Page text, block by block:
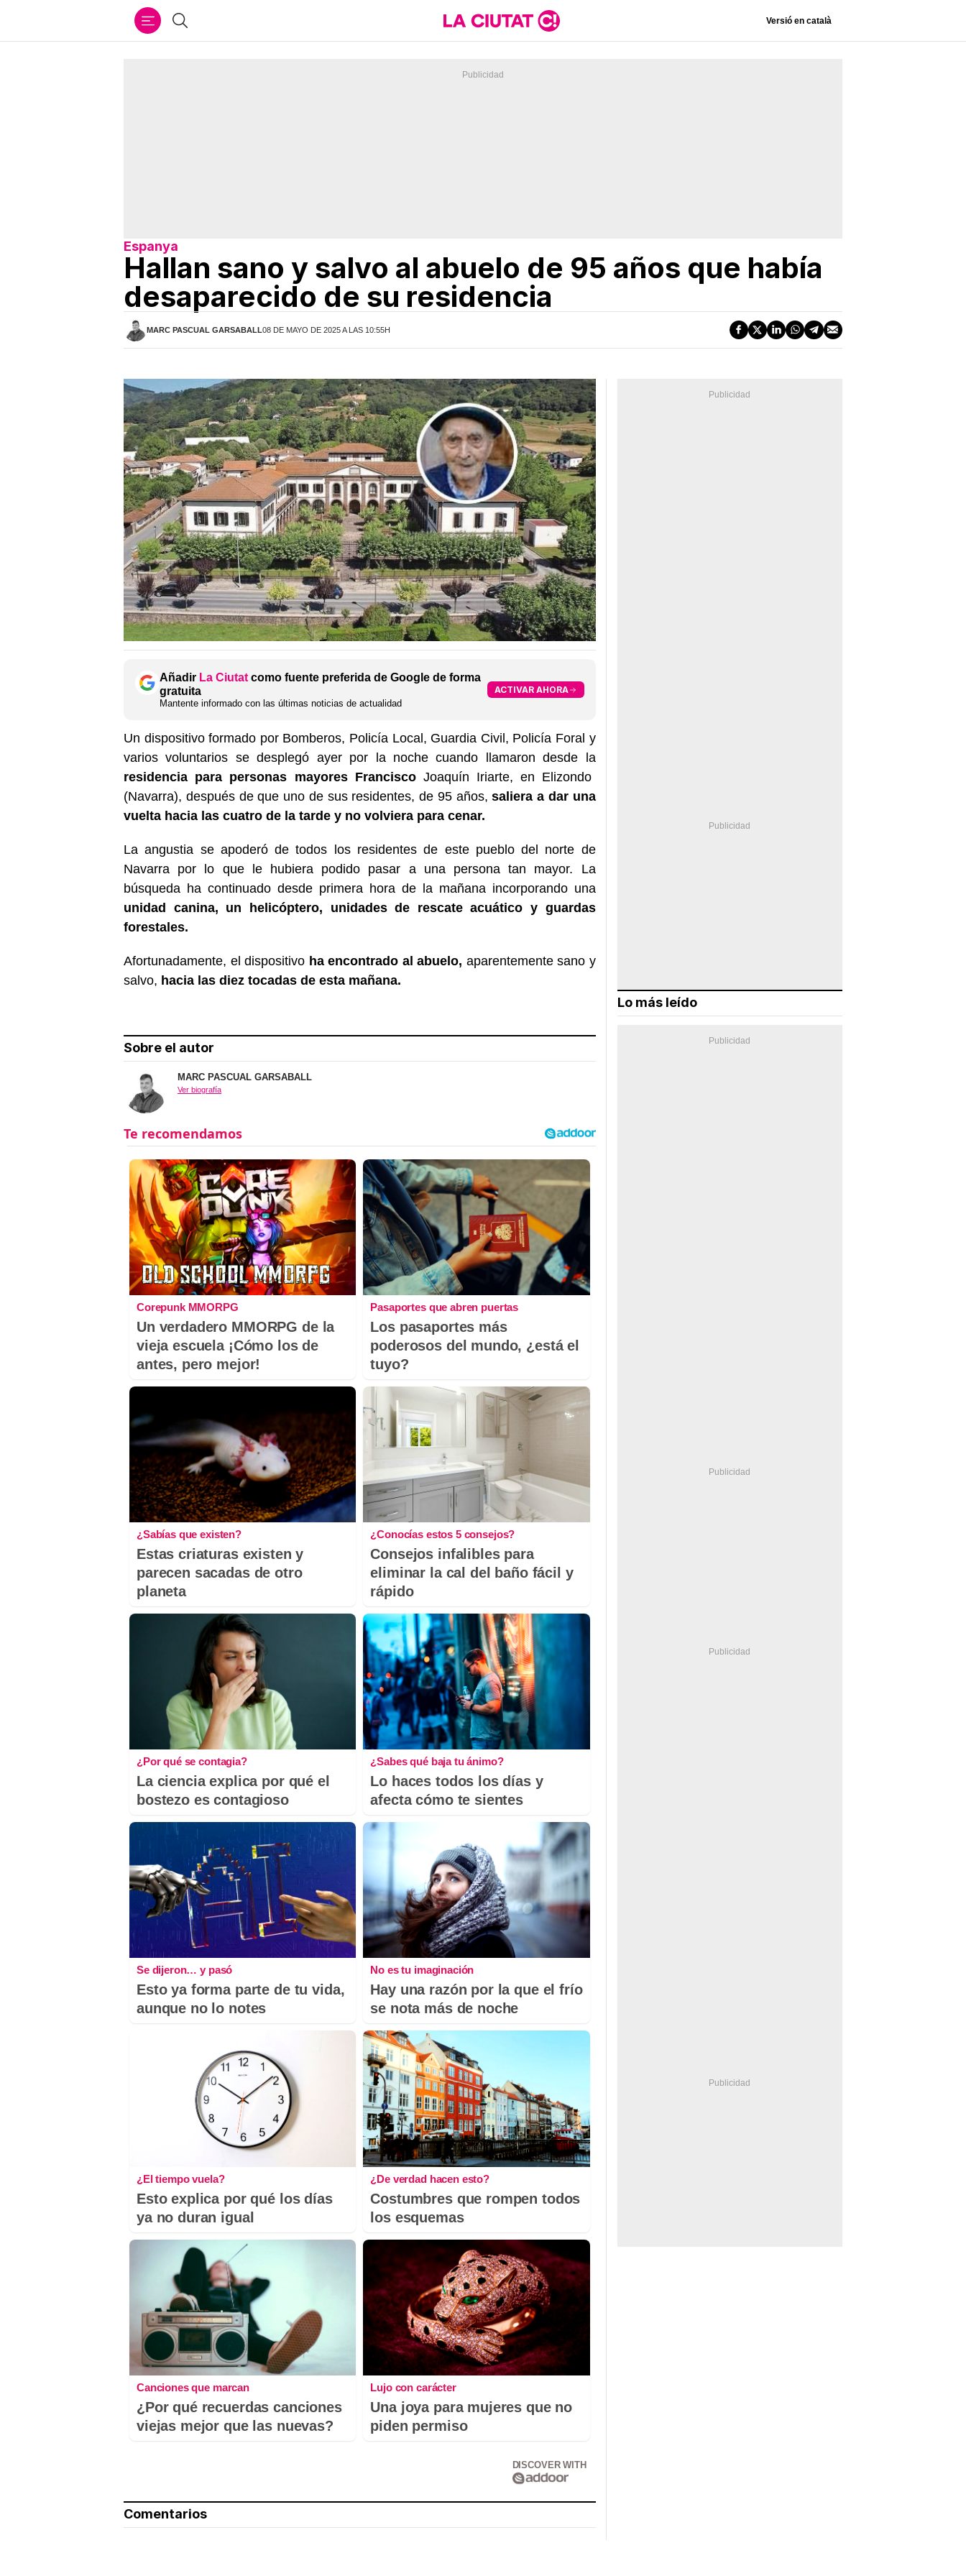
Buscar Versió en català
Espanya
Hallan sano y salvo al abuelo de 95 años que había
desaparecido de su residencia
MARC PASCUAL GARSABALL08 DE MAYO DE 2025 A LAS 10:55H
Añadir La Ciutatcomo fuente preferida de Google de forma
gratuita
Mantente informado con las últimas noticias de actualidad
ACTIVAR AHORA
Un dispositivo formado por Bomberos, Policía Local, Guardia Civil, Policía Foral y
varios voluntarios se desplegó ayer por la noche cuando llamaron desde la
residencia para personas mayores FranciscoJoaquín Iriarte, en Elizondo
(Navarra), después de que uno de sus residentes, de 95 años,saliera a dar una
vuelta hacia las cuatro de la tarde y no volviera para cenar.
La angustia se apoderó de todos los residentes de este pueblo del norte de
Navarra por lo que le hubiera podido pasar a una persona tan mayor. La
búsqueda ha continuado desde primera hora de la mañana incorporando una
unidad canina, un helicóptero, unidades de rescate acuático y guardas
forestales.
Afortunadamente, el dispositivo ha encontrado al abuelo, aparentemente sano y
salvo, hacia las diez tocadas de esta mañana.
Sobre el autor
MARC PASCUAL GARSABALL
Ver biografía
Corepunk MMORPG
Un verdadero MMORPG de la
vieja escuela ¡Cómo los de
antes, pero mejor!
Pasaportes que abren puertas
Los pasaportes más
poderosos del mundo, ¿está el
tuyo?
¿Sabías que existen?
Estas criaturas existen y
parecen sacadas de otro
planeta
¿Conocías estos 5 consejos?
Consejos infalibles para
eliminar la cal del baño fácil y
rápido
¿Por qué se contagia?
La ciencia explica por qué el
bostezo es contagioso
¿Sabes qué baja tu ánimo?
Lo haces todos los días y
afecta cómo te sientes
Se dijeron… y pasó
Esto ya forma parte de tu vida,
aunque no lo notes
No es tu imaginación
Hay una razón por la que el frío
se nota más de noche
¿El tiempo vuela?
Esto explica por qué los días
ya no duran igual
¿De verdad hacen esto?
Costumbres que rompen todos
los esquemas
Canciones que marcan
¿Por qué recuerdas canciones
viejas mejor que las nuevas?
Lujo con carácter
Una joya para mujeres que no
piden permiso
DISCOVER WITH
Comentarios
Lo más leído